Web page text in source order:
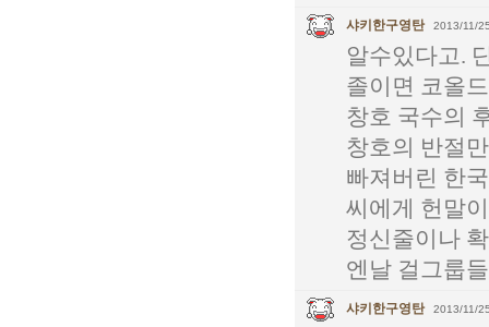
샤키한구영탄 2013/11/
알수있다고.
졸이면 코올
창호 국수의
창호의 반절
빠져버린 한
씨에게 헌말
정신줄이나
엔날 걸그룹
샤키한구영탄 2013/11/